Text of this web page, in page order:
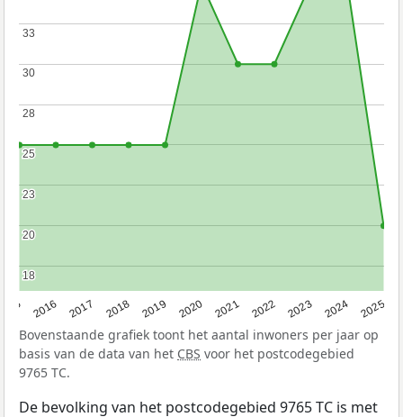
2016 2017 2018 2019 2020 2021 2022 2023 2024 2025
18
18
20
20
23
23
25
25
28
28
30
30
33
33
Bovenstaande grafiek toont het aantal inwoners per jaar op
basis van de data van het CBS voor het postcodegebied
9765 TC.
De bevolking van het postcodegebied 9765 TC is met